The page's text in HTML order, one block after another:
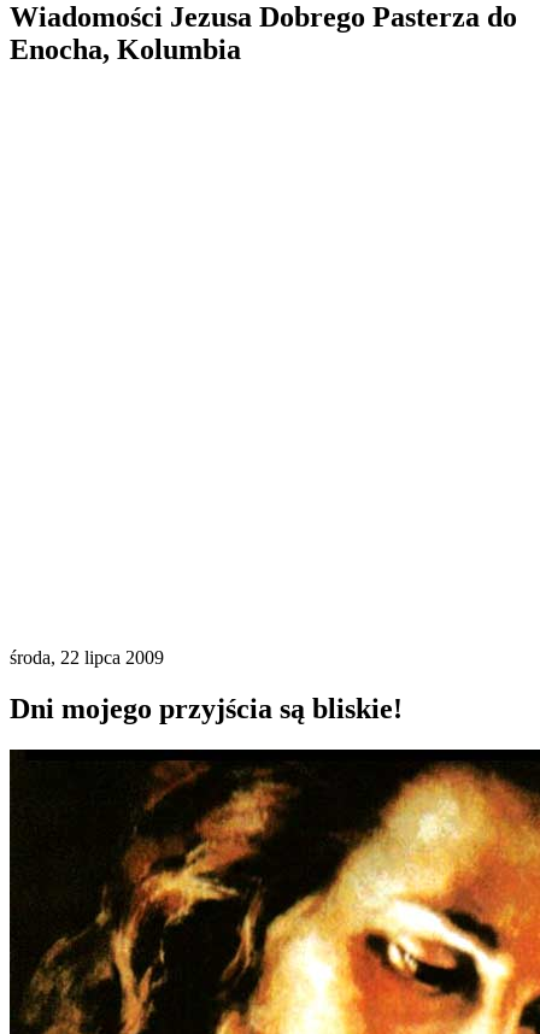
Wiadomości Jezusa Dobrego Pasterza do
Enocha, Kolumbia
środa, 22 lipca 2009
Dni mojego przyjścia są bliskie!